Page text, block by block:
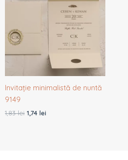
Invitație minimalistă de nuntă
9149
1,83lei 1,74 lei